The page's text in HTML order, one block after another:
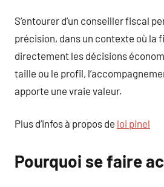
S’entourer d’un conseiller fiscal
précision, dans un contexte où la
directement les décisions
taille ou le profil,
apporte une vraie valeur.
Plus d’infos à propos de loi pinel
Pourquoi se faire